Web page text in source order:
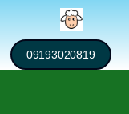
09193020819